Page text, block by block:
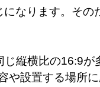
なります。その
縦横比の16:9が
や設置する場所